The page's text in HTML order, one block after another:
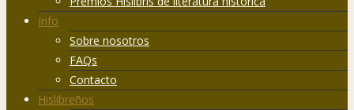
Info
Sobre nosotros
FAQs
Contacto
Hislibreños